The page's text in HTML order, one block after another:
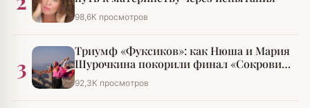
98,6К просмотров
3
Триумф «Фуксиков»: как Нюша и Мария
Шурочкина покорили финал «Сокровищ
императора»
92,3К просмотров